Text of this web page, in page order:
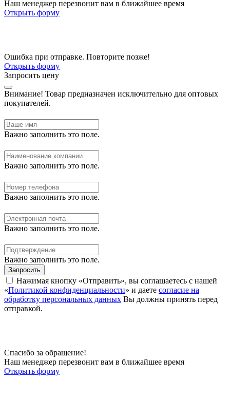
Наш менеджер перезвонит вам в ближайшее время
Открыть форму
Ошибка при отправке. Повторите позже!
Открыть форму
Запросить цену
Внимание! Товар предназначен исключительно для оптовых
покупателей.
Важно заполнить это поле.
Важно заполнить это поле.
Важно заполнить это поле.
Важно заполнить это поле.
Важно заполнить это поле.
Запросить
Нажимая кнопку «Отправить», вы соглашаетесь с нашей
«Политикой конфиденциальности» и даете согласие на
обработку персональных данных Вы должны принять перед
отправкой.
Спасибо за обращение!
Наш менеджер перезвонит вам в ближайшее время
Открыть форму